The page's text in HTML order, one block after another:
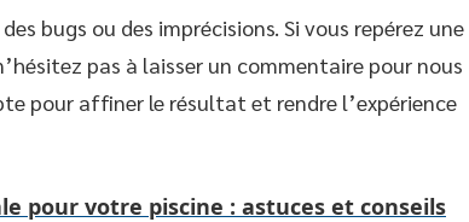
bugs ou des imprécisions. Si vous repérez une
pas à laisser un commentaire pour nous
pour affiner le résultat et rendre l’expérience
pour votre piscine : astuces et conseils